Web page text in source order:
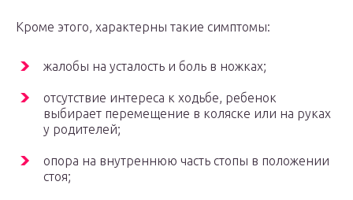
Кроме этого, характерны такие симптомы:
жалобы на усталость и боль в ножках;
отсутствие интереса к ходьбе, ребенок
выбирает перемещение в коляске или на руках
у родителей;
опора на внутреннюю часть стопы в положении
стоя;